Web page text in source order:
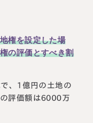
権を設定した場
の評価とすべき割
、1億円の土地の
評価額は6000万